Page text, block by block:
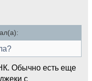
Обычно есть еще
с